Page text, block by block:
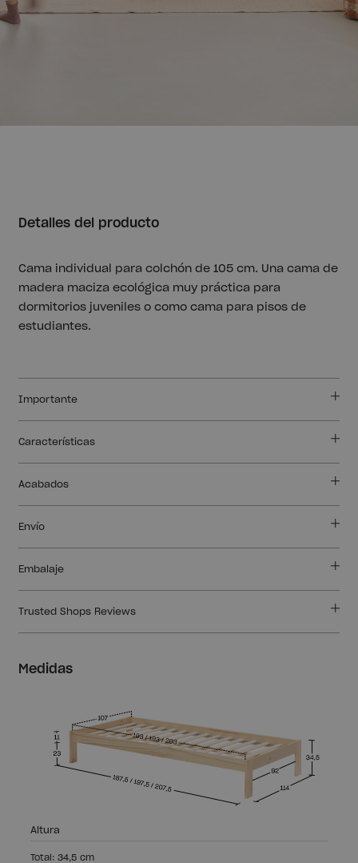
Medidas
Altura
Total: 34,5 cm
Detalles del producto
Cama individual para colchón de 105 cm. Una cama de
madera maciza ecológica muy práctica para
dormitorios juveniles o como cama para pisos de
estudiantes.
Importante
Características
Acabados
Envío
Embalaje
Trusted Shops Reviews